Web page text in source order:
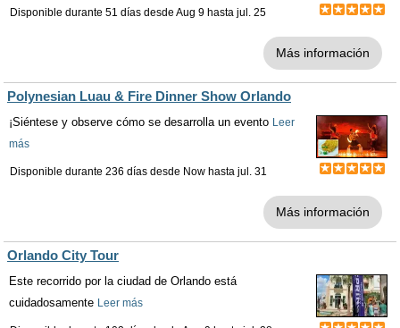
Disponible durante 51 días desde Aug 9 hasta jul. 25
Más información
Polynesian Luau & Fire Dinner Show Orlando
¡Siéntese y observe cómo se desarrolla un evento Leer
más
Disponible durante 236 días desde Now hasta jul. 31
Más información
Orlando City Tour
Este recorrido por la ciudad de Orlando está
cuidadosamente Leer más